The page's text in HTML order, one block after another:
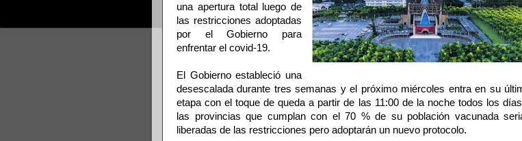
una apertura total luego de
las restricciones adoptadas
por el Gobierno para
enfrentar el covid-19.
El Gobierno estableció una
desescalada durante tres semanas y el próximo miércoles entra en su
etapa con el toque de queda a partir de las 11:00 de la noche todos los
las provincias que cumplan con el 70 % de su población vacunada
liberadas de las restricciones pero adoptarán un nuevo protocolo.